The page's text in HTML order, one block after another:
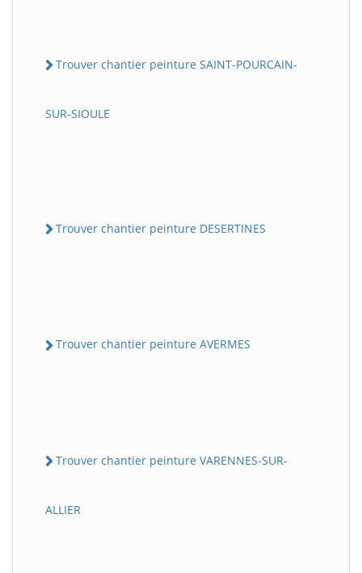
Trouver chantier peinture SAINT-POURCAIN-
SUR-SIOULE
Trouver chantier peinture DESERTINES
Trouver chantier peinture AVERMES
Trouver chantier peinture VARENNES-SUR-
ALLIER